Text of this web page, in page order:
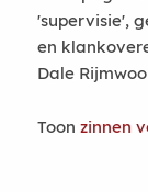
'supervisie',
en
Dale
Toon zinnen